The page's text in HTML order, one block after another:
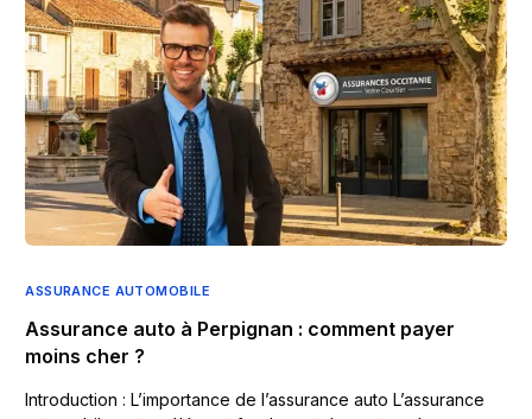
ASSURANCE AUTOMOBILE
Assurance auto à Perpignan : comment payer
moins cher ?
Introduction : L’importance de l’assurance auto L’assurance